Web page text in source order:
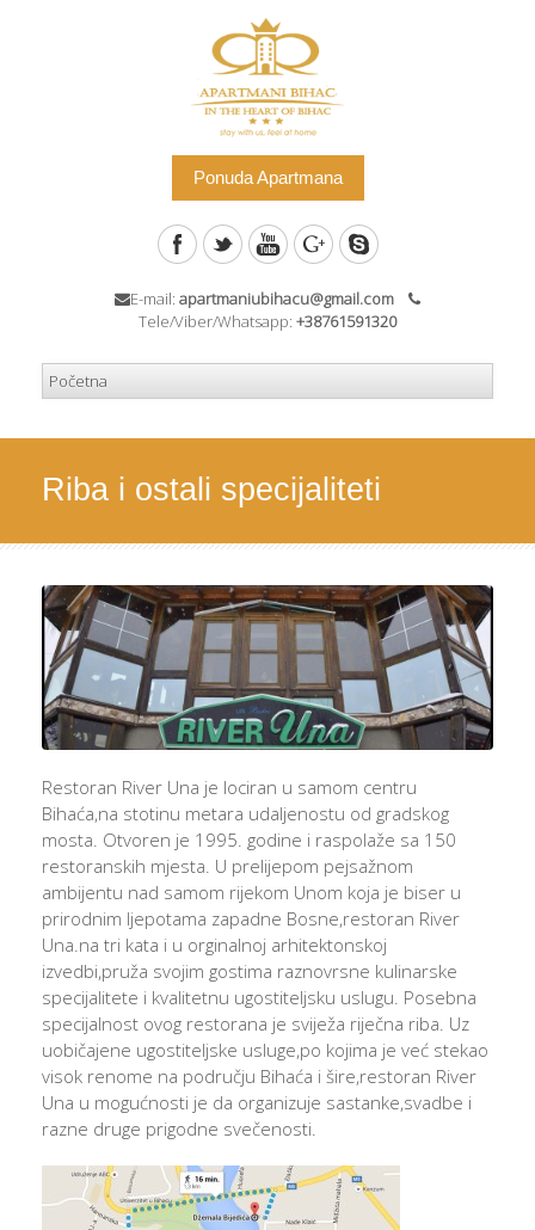
Ponuda Apartmana
E-mail: apartmaniubihacu@gmail.com
Tele/Viber/Whatsapp: +38761591320
Riba i ostali specijaliteti
Restoran River Una je lociran u samom centru
Bihaća,na stotinu metara udaljenostu od gradskog
mosta. Otvoren je 1995. godine i raspolaže sa 150
restoranskih mjesta. U prelijepom pejsažnom
ambijentu nad samom rijekom Unom koja je biser u
prirodnim ljepotama zapadne Bosne,restoran River
Una.na tri kata i u orginalnoj arhitektonskoj
izvedbi,pruža svojim gostima raznovrsne kulinarske
specijalitete i kvalitetnu ugostiteljsku uslugu. Posebna
specijalnost ovog restorana je sviježa riječna riba. Uz
uobičajene ugostiteljske usluge,po kojima je već stekao
visok renome na području Bihaća i šire,restoran River
Una u mogućnosti je da organizuje sastanke,svadbe i
razne druge prigodne svečenosti.